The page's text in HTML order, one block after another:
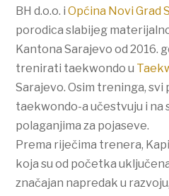
BH d.o.o. iOpćina Novi Grad
porodica slabijeg
Kantona Sarajevo od 2016.
trenirati taekwondo u
Sarajevo. Osim treninga, svi
taekwondo-a učestvuju i na
polaganjima za pojaseve.
Prema riječima trenera,
koja su od početka
značajan napredak u